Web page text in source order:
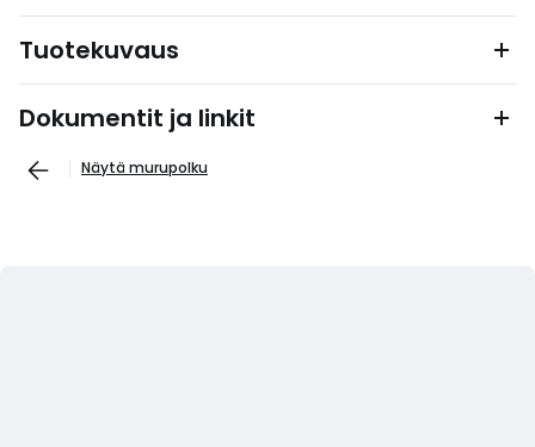
Tuotekuvaus
Dokumentit ja linkit
Näytä murupolku